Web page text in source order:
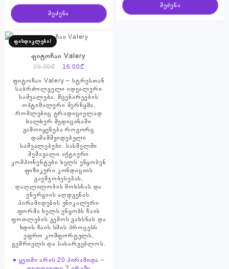
შეძენა
შეძენა
ფასდაკლება!
ფიტოჩაი Valery
28.00₾
Original
price
was:
28.00₾.
16.00₾Current
price
is:
16.00₾.
ფიტოჩაი Valery – სტრესთან
საბრძოლველი იდეალური
საშუალება. მცენარეების
ოპტიმალური შერწყმა,
რომლებიც ტრადიციულად
ხალხურ მედიცინაში
გამოიყენება როგორც
დამამშვიდებელი
საშუალებები. სასმელში
შემავალი აქტიური
კომპონენტები ხელს უწყობენ
ფიზიკური კონდიციის
გაუმჯობესებას,
დაღლილობის მოხსნას და
ენერგიის აღდგენას.
პირამიდების უნიკალური
ფორმა ხელს უწყობს ჩაის
ფოთლების გემოს გახსნას და
ხდის ჩაის სმის პროცესს
უფრო კომფორტულს,
გემრიელს და სასარგებლოს.
● ყუთში არის 20 პირამიდა –